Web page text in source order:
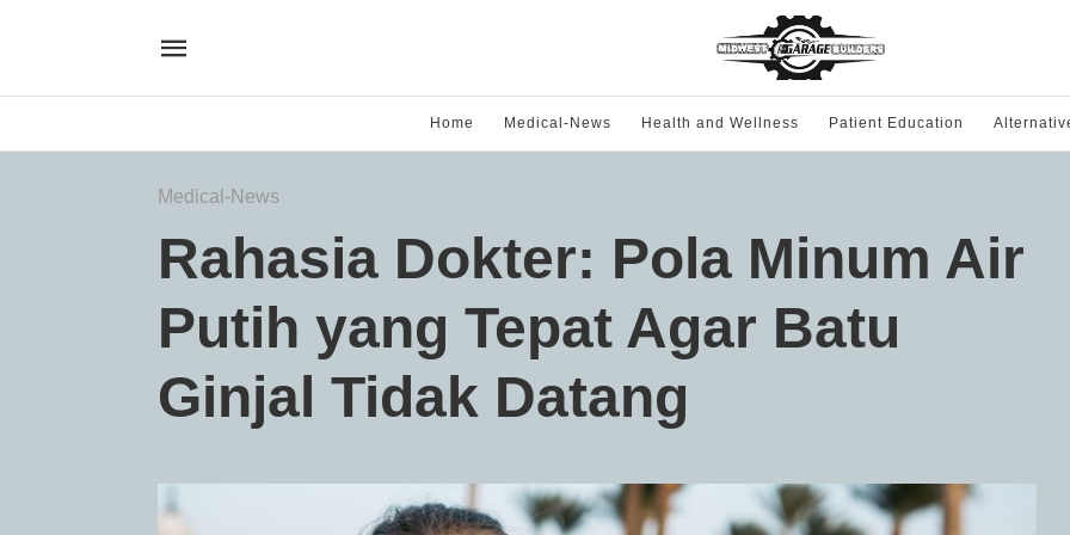
Home Medical-News Health and Wellness Patient Education
Medical-News
Rahasia Dokter: Pola Minum Air
Putih yang Tepat Agar Batu
Ginjal Tidak Datang